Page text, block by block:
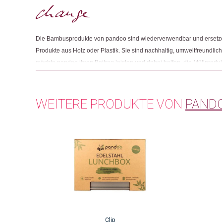
Die Bambusprodukte von pandoo sind wiederverwendbar und
Produkte aus Holz oder Plastik. Sie sind nachhaltig,
möchte pandoo ihren Beitrag leisten und dabei helfen, die
Qualität, sondern auch die Arbeitsbedingungen und sozialen
verfolgen ein ganzheitliches Konzept, deshalb betrachten sie die
nachhaltigen Produkt-Lebenszyklus, vom Rohstoff bis zur
WEITERE PRODUKTE VON
Clip